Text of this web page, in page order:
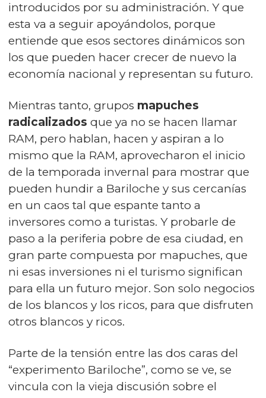
introducidos por su administración. Y que
esta va a seguir apoyándolos, porque
entiende que esos sectores dinámicos son
los que pueden hacer crecer de nuevo la
economía nacional y representan su futuro.
Mientras tanto, grupos mapuches
radicalizados que ya no se hacen llamar
RAM, pero hablan, hacen y aspiran a lo
mismo que la RAM, aprovecharon el inicio
de la temporada invernal para mostrar que
pueden hundir a Bariloche y sus cercanías
en un caos tal que espante tanto a
inversores como a turistas. Y probarle de
paso a la periferia pobre de esa ciudad, en
gran parte compuesta por mapuches, que
ni esas inversiones ni el turismo significan
para ella un futuro mejor. Son solo negocios
de los blancos y los ricos, para que disfruten
otros blancos y ricos.
Parte de la tensión entre las dos caras del
“experimento Bariloche”, como se ve, se
vincula con la vieja discusión sobre el